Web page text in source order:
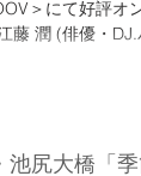
＞にて好評オ
潤 (俳優・
池尻大橋「